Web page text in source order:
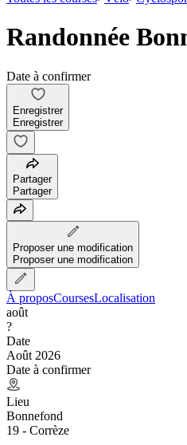
Randonnée
Date à confirmer
Enregistrer
Enregistrer
Partager
Partager
Proposer une modification
Proposer une modification
À proposCoursesLocalisation
août
?
Date
Août 2026
Date à confirmer
Lieu
Bonnefond
19 - Corrèze